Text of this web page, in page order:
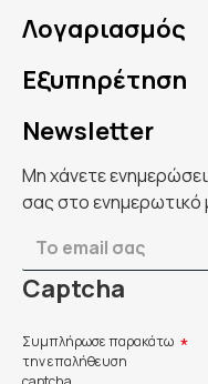
Λογαριασμός
Εξυπηρέτηση
Newsletter
Μη χάνετε
σας στο ενημερωτικό
Captcha
Συμπλήρωσε παρακάτω
την επαλήθευση